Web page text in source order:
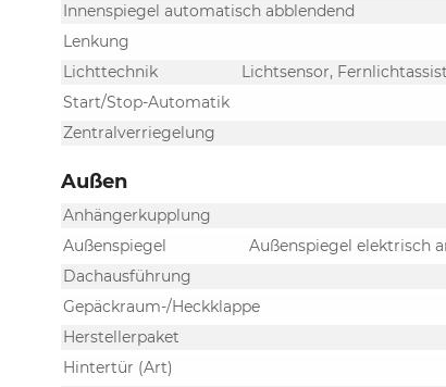
Innenspiegel automatisch abblendend
Lenkung
Lichttechnik
Lichtsensor,
Start/Stop-Automatik
Zentralverriegelung
Außen
Anhängerkupplung
Außenspiegel
Außenspiegel elektrisch
Dachausführung
Gepäckraum-/Heckklappe
Herstellerpaket
Hintertür (Art)